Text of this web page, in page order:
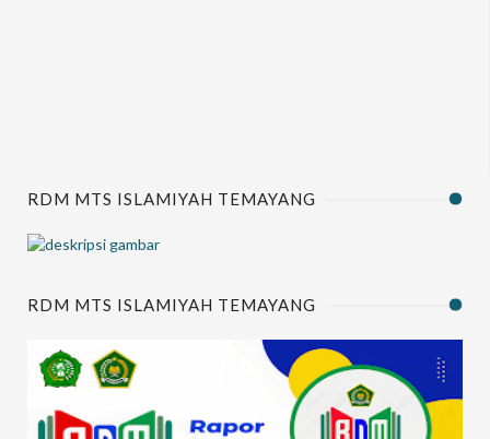
RDM MTS ISLAMIYAH TEMAYANG
RDM MTS ISLAMIYAH TEMAYANG